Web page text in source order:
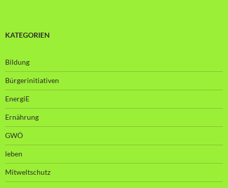
KATEGORIEN
Bildung
Bürgerinitiativen
EnergiE
Ernährung
GWÖ
leben
Mitweltschutz